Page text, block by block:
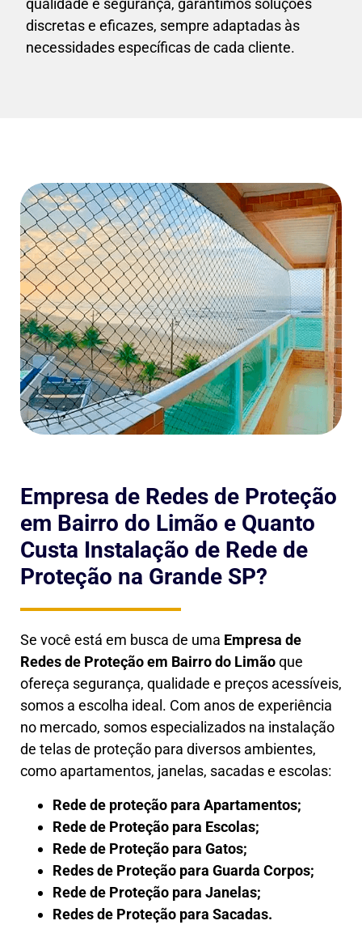
discretas e eficazes, sempre adaptadas às
necessidades específicas de cada cliente.
Empresa de Redes de Proteção
em Bairro do Limão e Quanto
Custa Instalação de Rede de
Proteção na Grande SP?
Se você está em busca de uma Empresa de
Redes de Proteção em Bairro do Limãoque
ofereça segurança, qualidade e preços acessíveis,
somos a escolha ideal. Com anos de experiência
no mercado, somos especializados na instalação
de telas de proteção para diversos ambientes,
como apartamentos, janelas, sacadas e escolas:
Rede de proteção para Apartamentos;
Rede de Proteção para Escolas;
Rede de Proteção para Gatos;
Redes de Proteção para Guarda Corpos;
Rede de Proteção para Janelas;
Redes de Proteção para Sacadas.